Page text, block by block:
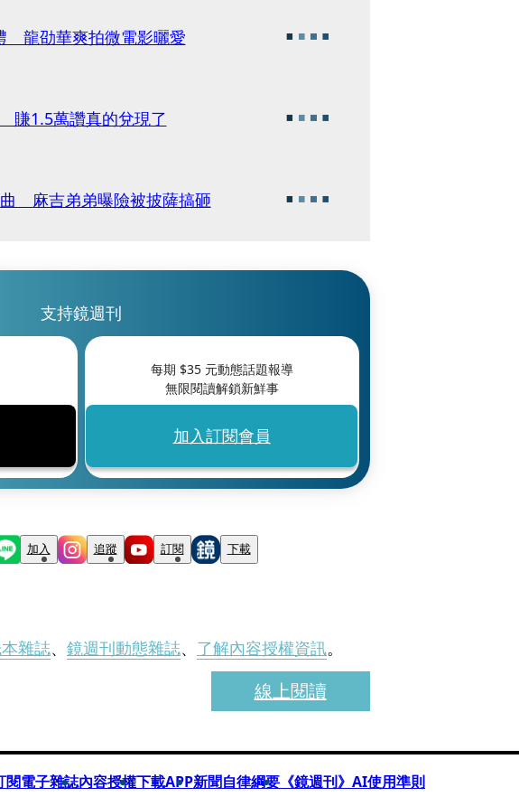
龍劭華爽拍微電影曬愛
賺1.5萬讚真的兌現了
麻吉弟弟曝險被披薩搞砸
支持鏡週刊
每期 $35元動態話題報導
無限閱讀解鎖新鮮事
加入訂閱會員
加入 追蹤 訂閱 下載
雜誌、 鏡週刊動態雜誌、 了解內容授權資訊。
線上閱讀
閱電子雜誌內容授權下載APP新聞自律綱要 《鏡週刊》AI使用準則